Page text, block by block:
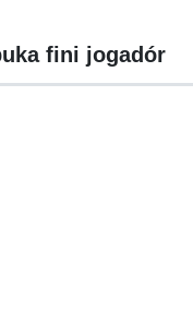
fini jogadór